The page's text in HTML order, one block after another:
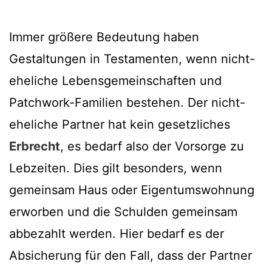
Immer größere Bedeutung haben
Gestaltungen in Testamenten, wenn nicht-
eheliche Lebensgemeinschaften und
Patchwork-Familien bestehen. Der nicht-
eheliche Partner hat kein gesetzliches
Erbrecht, es bedarf also der Vorsorge zu
Lebzeiten. Dies gilt besonders, wenn
gemeinsam Haus oder Eigentumswohnung
erworben und die Schulden gemeinsam
abbezahlt werden. Hier bedarf es der
Absicherung für den Fall, dass der Partner